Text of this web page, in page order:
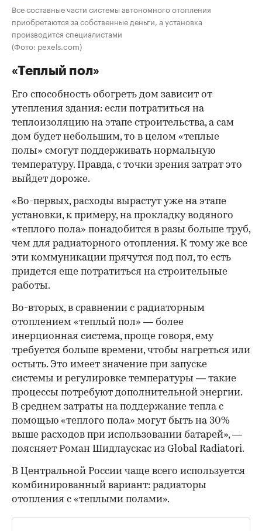
Все составные части системы автономного отопления
приобретаются за собственные деньги, а установка
производится специалистами
(Фото: pexels.com)
«Теплый пол»
Его способность обогреть дом зависит от
утепления здания: если потратиться на
теплоизоляцию на этапе строительства, а сам
дом будет небольшим, то в целом «теплые
полы» смогут поддерживать нормальную
температуру. Правда, с точки зрения затрат это
выйдет дороже.
«Во-первых, расходы вырастут уже на этапе
установки, к примеру, на прокладку водяного
«теплого пола» понадобится в разы больше труб,
чем для радиаторного отопления. К тому же все
эти коммуникации прячутся под пол, то есть
придется еще потратиться на строительные
работы.
Во-вторых, в сравнении с радиаторным
отоплением «теплый пол» — более
инерционная система, проще говоря, ему
требуется больше времени, чтобы нагреться или
остыть. Это имеет значение при запуске
системы и регулировке температуры — такие
процессы потребуют дополнительной энергии.
В среднем затраты на поддержание тепла с
помощью «теплого пола» могут быть на 30%
выше расходов при использовании батарей», —
поясняет Роман Шидлаускас из Global Radiatori.
В Центральной России чаще всего используется
комбинированный вариант: радиаторы
отопления с «теплыми полами».